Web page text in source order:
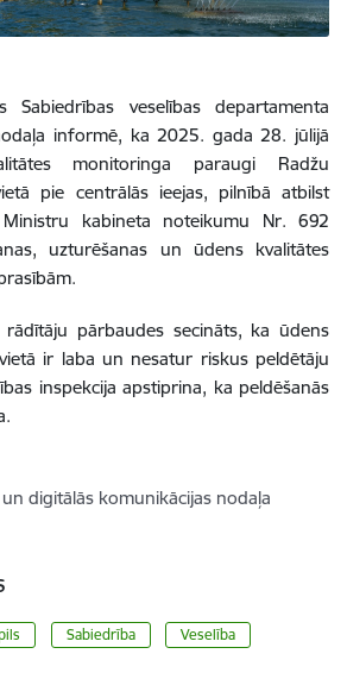
Sabiedrības veselības departamenta
informē, ka 2025. gada 28. jūlijā
monitoringa paraugi Radžu
pie centrālās ieejas, pilnībā atbilst
Ministru kabineta noteikumu Nr. 692
uzturēšanas un ūdens kvalitātes
rādītāju pārbaudes secināts, ka ūdens
ir laba un nesatur riskus peldētāju
inspekcija apstiprina, ka peldēšanās
digitālās komunikācijas nodaļa
Sabiedrība Veselība